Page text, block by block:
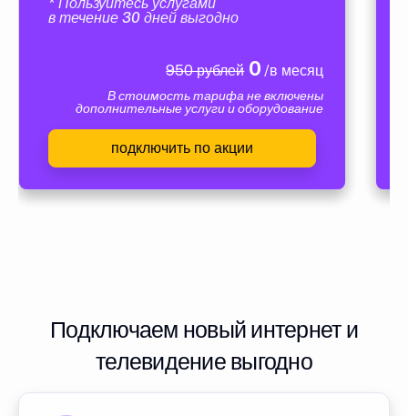
в течение 30 дней выгодно
950 рублей0 /в месяц
В стоимость тарифа не включены
дополнительные услуги и оборудование
подключить по акции
Подключаем новый интернет и
телевидение выгодно